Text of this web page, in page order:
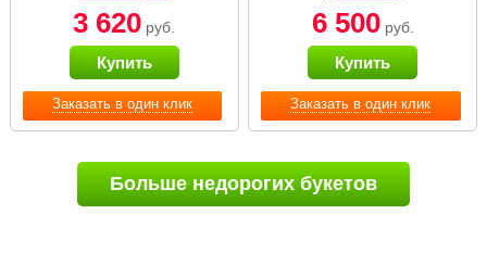
Заказать в один клик
3 620 руб.
Купить
Заказать в один клик
6 500руб.
Купить
Больше недорогих букетов